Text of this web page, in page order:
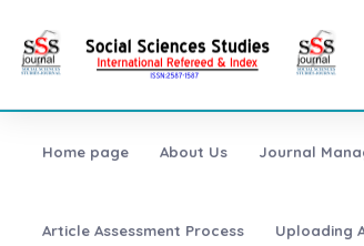
Home page About Us Journal
Article Assessment Process Uploading